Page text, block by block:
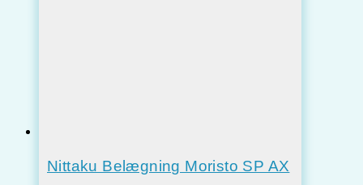
Nittaku Belægning Moristo SP AX